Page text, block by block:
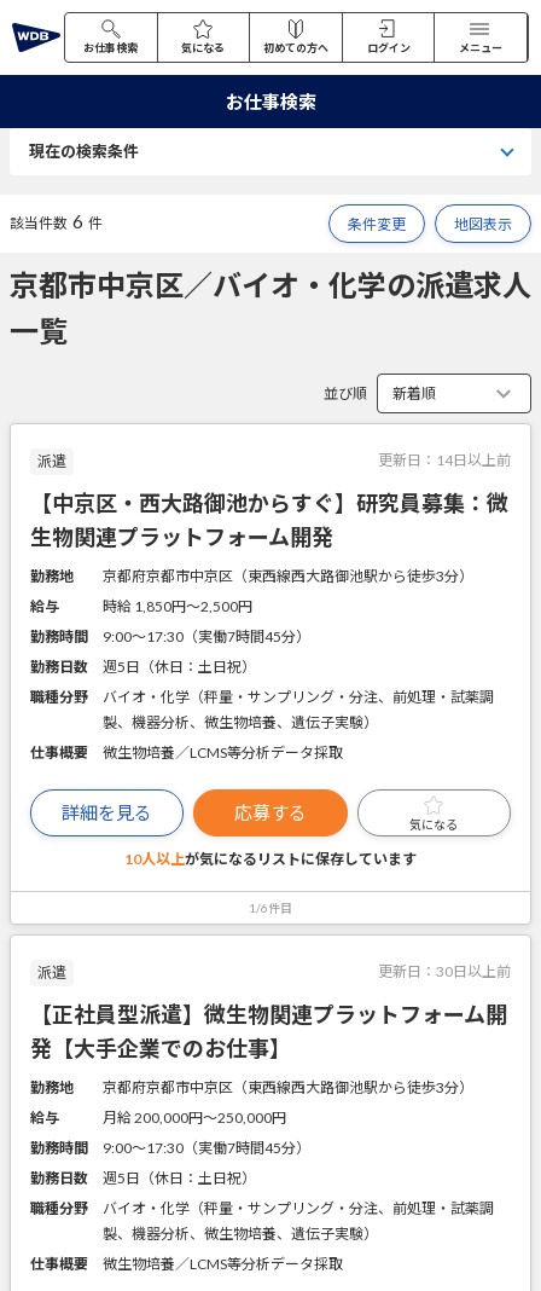
お仕事検索 気になる 初めての方へ ログイン メニュー
お仕事検索
現在の検索条件
該当件数 6 件 条件変更 地図表示
京都市中京区／バイオ・化学の派遣求人
一覧
並び順
派遣 更新日： 14日以上前
【中京区・西大路御池からすぐ】研究員募集：微
生物関連プラットフォーム開発
勤務地
京都府京都市中京区（東西線西大路御池駅から徒歩3分）
給与
時給 1,850円〜2,500円
勤務時間
9:00～17:30（実働7時間45分）
勤務日数
週5日（休日：土日祝）
職種分野
バイオ・化学（秤量・サンプリング・分注、前処理・試薬調
製、機器分析、微生物培養、遺伝子実験）
仕事概要
微生物培養／LCMS等分析データ採取
詳細を見る 応募する
気になる
10人以上が気になるリストに保存しています
1/6件目
派遣 更新日： 30日以上前
【正社員型派遣】微生物関連プラットフォーム開
発【大手企業でのお仕事】
勤務地
京都府京都市中京区（東西線西大路御池駅から徒歩3分）
給与
月給 200,000円〜250,000円
勤務時間
9:00～17:30（実働7時間45分）
勤務日数
週5日（休日：土日祝）
職種分野
バイオ・化学（秤量・サンプリング・分注、前処理・試薬調
製、機器分析、微生物培養、遺伝子実験）
仕事概要
微生物培養／LCMS等分析データ採取